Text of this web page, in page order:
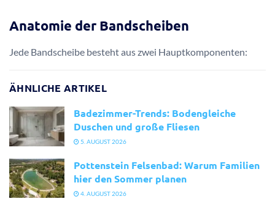
Anatomie der Bandscheiben
Jede Bandscheibe besteht aus zwei Hauptkomponenten:
ÄHNLICHE ARTIKEL
Badezimmer-Trends: Bodengleiche
Duschen und große Fliesen
5. AUGUST 2026
Pottenstein Felsenbad: Warum Familien
hier den Sommer planen
4. AUGUST 2026